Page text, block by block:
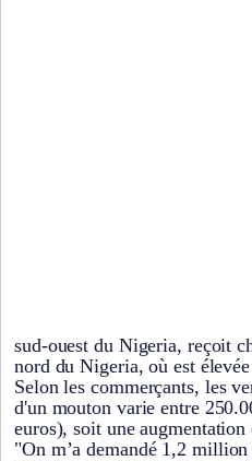
sud-ouest du Nigeria, reçoit
nord du Nigeria, où est
Selon les commerçants, les
d'un mouton varie entre
euros), soit une
"On m’a demandé 1,2